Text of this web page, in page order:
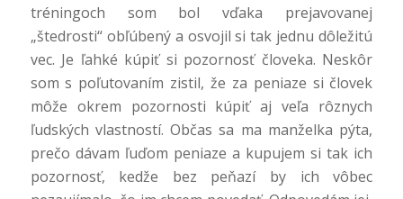
tréningoch som bol vďaka prejavovanej
„štedrosti“ obľúbený a osvojil si tak jednu dôležitú
vec. Je ľahké kúpiť si pozornosť človeka. Neskôr
som s poľutovaním zistil, že za peniaze si človek
môže okrem pozornosti kúpiť aj veľa rôznych
ľudských vlastností. Občas sa ma manželka pýta,
prečo dávam ľuďom peniaze a kupujem si tak ich
pozornosť, kedže bez peňazí by ich vôbec